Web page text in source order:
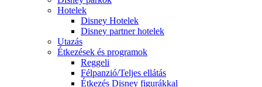
Hotelek
Disney Hotelek
Disney partner hotelek
Utazás
Étkezések és programok
Reggeli
Félpanzió/Teljes ellátás
Étkezés Disney figurákkal